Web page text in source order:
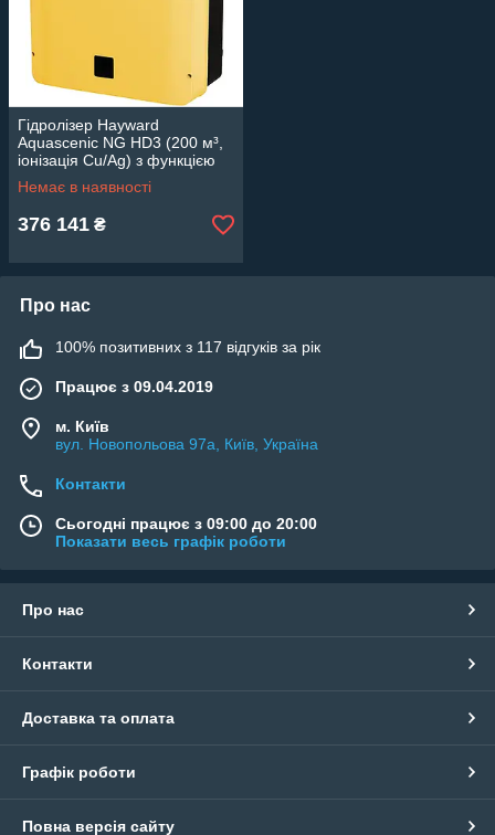
Гідролізер Hayward
Aquascenic NG HD3 (200 м³,
іонізація Cu/Ag) з функцією
управління басейном
Немає в наявності
376 141 ₴
Про нас
100% позитивних з 117 відгуків за рік
Працює з 09.04.2019
м. Київ
вул. Новопольова 97а, Київ, Україна
Контакти
Сьогодні працює з 09:00 до 20:00
Показати весь графік роботи
Про нас
Контакти
Доставка та оплата
Графік роботи
Повна версія сайту